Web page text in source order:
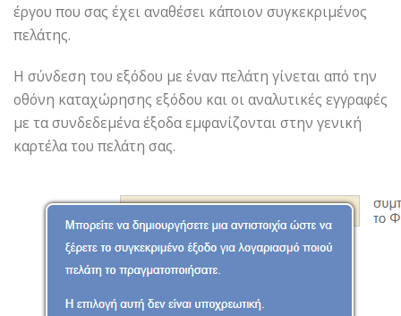
έργου που σας έχει αναθέσει κάποιον συγκεκριμένος
πελάτης.
Η σύνδεση του εξόδου με έναν πελάτη γίνεται από την
οθόνη καταχώρησης εξόδου και οι αναλυτικές εγγραφές
με τα συνδεδεμένα έξοδα εμφανίζονται στην γενική
καρτέλα του πελάτη σας.